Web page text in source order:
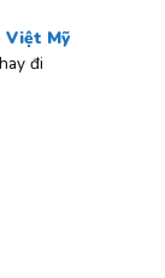
Việt Mỹ
đi